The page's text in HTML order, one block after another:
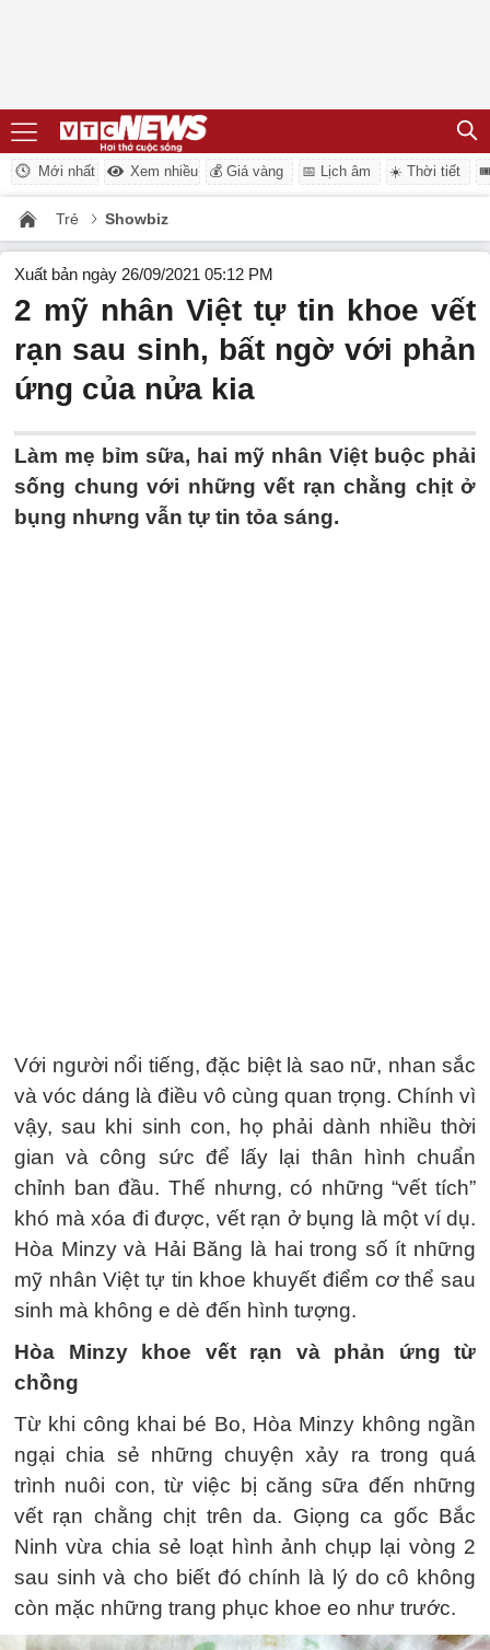
Mới nhất Xem nhiều 💰 Giá vàng 📅 Lịch âm ☀️ Thời tiết
Trẻ Showbiz
Xuất bản ngày 26/09/2021 05:12 PM
2 mỹ nhân Việt tự tin khoe vết
rạn sau sinh, bất ngờ với phản
ứng của nửa kia
Làm mẹ bỉm sữa, hai mỹ nhân Việt buộc phải
sống chung với những vết rạn chằng chịt ở
bụng nhưng vẫn tự tin tỏa sáng.
Với người nổi tiếng, đặc biệt là sao nữ, nhan sắc
và vóc dáng là điều vô cùng quan trọng. Chính vì
vậy, sau khi sinh con, họ phải dành nhiều thời
gian và công sức để lấy lại thân hình chuẩn
chỉnh ban đầu. Thế nhưng, có những “vết tích”
khó mà xóa đi được, vết rạn ở bụng là một ví dụ.
Hòa Minzy và Hải Băng là hai trong số ít những
mỹ nhân Việt tự tin khoe khuyết điểm cơ thể sau
sinh mà không e dè đến hình tượng.
Hòa Minzy khoe vết rạn và phản ứng từ
chồng
Từ khi công khai bé Bo, Hòa Minzy không ngần
ngại chia sẻ những chuyện xảy ra trong quá
trình nuôi con, từ việc bị căng sữa đến những
vết rạn chằng chịt trên da. Giọng ca gốc Bắc
Ninh vừa chia sẻ loạt hình ảnh chụp lại vòng 2
sau sinh và cho biết đó chính là lý do cô không
còn mặc những trang phục khoe eo như trước.